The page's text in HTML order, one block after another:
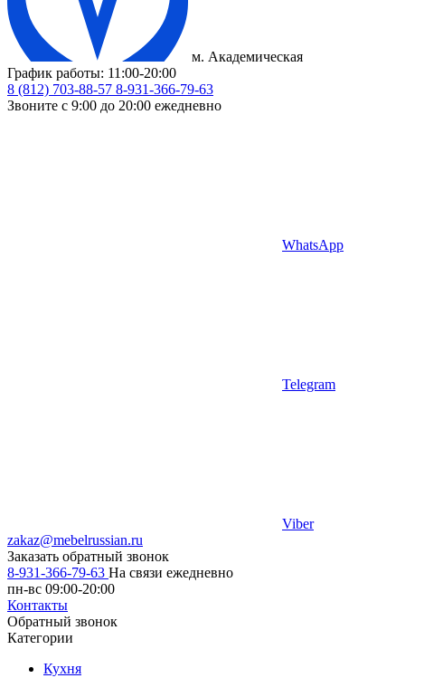
м. Академическая
График работы: 11:00-20:00
8 (812) 703-88-57 8-931-366-79-63
Звоните с 9:00 до 20:00 ежедневно
WhatsApp
Telegram
Viber
zakaz@mebelrussian.ru
Заказать обратный звонок
8-931-366-79-63 На связи ежедневно
пн-вс 09:00-20:00
Контакты
Обратный звонок
Категории
Кухня